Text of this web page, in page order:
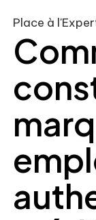
Place à